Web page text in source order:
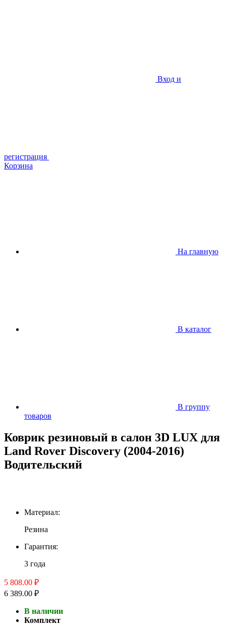
Вход и
регистрация
Корзина
На главную
В каталог
В группу
товаров
Коврик резиновый в салон 3D LUX для
Land Rover Discovery (2004-2016)
Водительский
Материал:
Резина
Гарантия:
3 года
5 808.00 ₽
6 389.00 ₽
В наличии
Комплект